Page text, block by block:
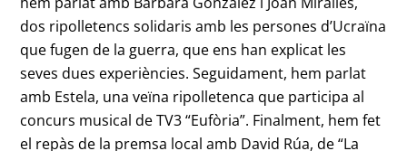
dos ripolletencs solidaris amb les persones d’Ucraïna
que fugen de la guerra, que ens han explicat les
seves dues experiències. Seguidament, hem parlat
amb Estela, una veïna ripolletenca que participa al
concurs musical de TV3 “Eufòria”. Finalment, hem fet
el repàs de la premsa local amb David Rúa, de “La